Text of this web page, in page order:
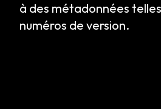
à des métadonnées
numéros de version.